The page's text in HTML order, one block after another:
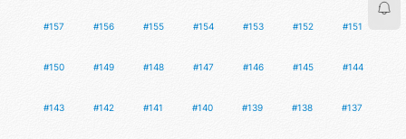
#157 #156 #155 #154 #153 #152 #151
#150 #149 #148 #147 #146 #145 #144
#143 #142 #141 #140 #139 #138 #137